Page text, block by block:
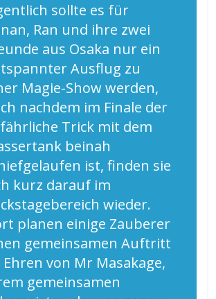
sollte es für
Ran und ihre zwei
aus Osaka nur ein
Ausflug zu
Magie-Show werden,
nachdem im Finale der
Trick mit dem
beinah
ist, finden sie
kurz darauf im
wieder.
planen einige Zauberer
gemeinsamen Auftritt
Ehren von Mr Masakage,
gemeinsamen